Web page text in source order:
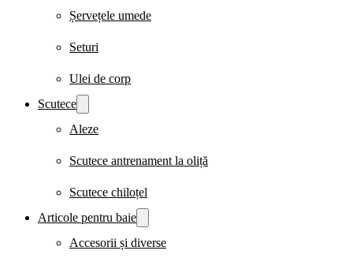
Șervețele umede
Seturi
Ulei de corp
Scutece
Aleze
Scutece antrenament la oliță
Scutece chiloțel
Articole pentru baie
Accesorii și diverse